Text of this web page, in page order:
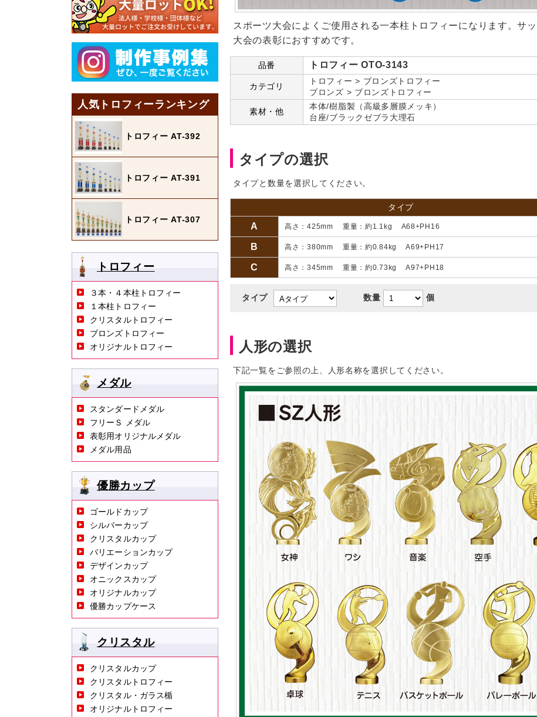
スポーツ大会によくご使用される一本柱トロフィーになります。サ
大会の表彰におすすめです。
品番 トロフィー OTO-3143
カテゴリ
トロフィー > ブロンズトロフィー
ブロンズ > ブロンズトロフィー
素材・他
本体/樹脂製（高級多層膜メッキ）
台座/ブラックゼブラ大理石
タイプの選択
タイプと数量を選択してください。
タイプ
A 高さ：425mm 重量：約1.1kg A68+PH16
B 高さ：380mm 重量：約0.84kg A69+PH17
C 高さ：345mm 重量：約0.73kg A97+PH18
タイプ 数量 個
人形の選択
下記一覧をご参照の上、人形名称を選択してください。
人気トロフィーランキング
トロフィー AT-392
トロフィー AT-391
トロフィー AT-307
トロフィー
３本・４本柱トロフィー
１本柱トロフィー
クリスタルトロフィー
ブロンズトロフィー
オリジナルトロフィー
メダル
スタンダードメダル
フリーＳ メダル
表彰用オリジナルメダル
メダル用品
優勝カップ
ゴールドカップ
シルバーカップ
クリスタルカップ
バリエーションカップ
デザインカップ
オニックスカップ
オリジナルカップ
優勝カップケース
クリスタル
クリスタルカップ
クリスタルトロフィー
クリスタル・ガラス楯
オリジナルトロフィー